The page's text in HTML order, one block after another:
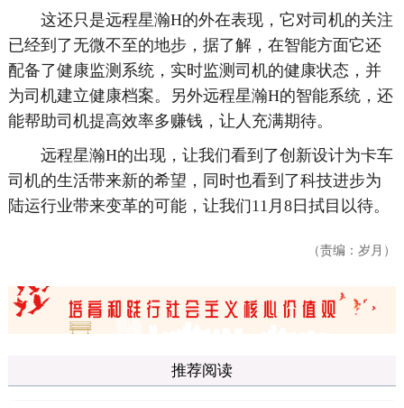
这还只是远程星瀚H的外在表现，它对司机的关注
已经到了无微不至的地步，据了解，在智能方面它还
配备了健康监测系统，实时监测司机的健康状态，并
为司机建立健康档案。另外远程星瀚H的智能系统，还
能帮助司机提高效率多赚钱，让人充满期待。
远程星瀚H的出现，让我们看到了创新设计为卡车
司机的生活带来新的希望，同时也看到了科技进步为
陆运行业带来变革的可能，让我们11月8日拭目以待。
（责编：岁月）
推荐阅读